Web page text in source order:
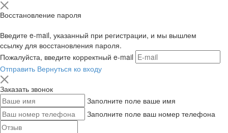
Восстановление пароля
Введите e-mail, указанный при регистрации, и мы вышлем
ссылку для восстановления пароля.
Пожалуйста, введите корректный e-mail
Отправить Вернуться ко входу
Заказать звонок
Заполните поле ваше имя
Заполните поле ваш номер телефона